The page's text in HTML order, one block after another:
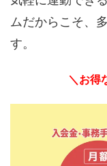
ムだからこそ、
す。
＼お得